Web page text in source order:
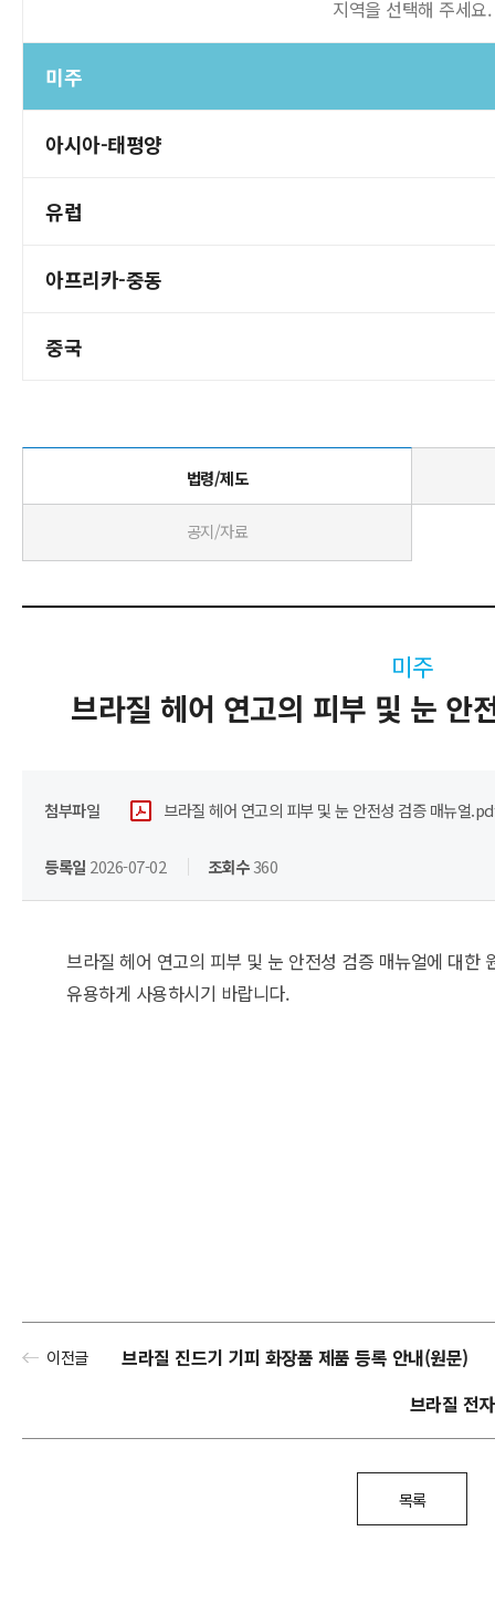
지역을 선택해 주세요.
미주
아시아-태평양
유럽
아프리카-중동
중국
법령/제도
공지/자료
미주
브라질 헤어 연고의 피부 및 눈 안
첨부파일 브라질 헤어 연고의 피부 및 눈 안전성 검증 매뉴얼
등록일 2026-07-02 조회수360
브라질 헤어 연고의 피부 및 눈 안전성 검증 매뉴얼에 대한
유용하게 사용하시기 바랍니다.
이전글
브라질 진드기 기피 화장품 제품 등록 안내(원문)
브라질 전
목록